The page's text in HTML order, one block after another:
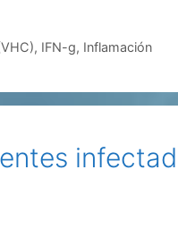
, IFN-g, Inflamación